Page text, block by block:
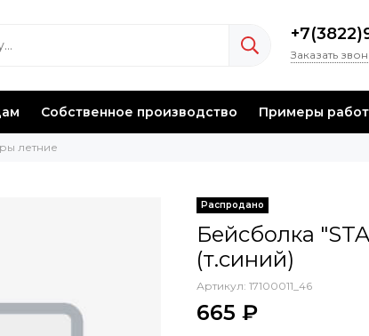
Заказать
Собственное производство Примеры работ
летние
Бейсболка
(т.синий)
Артикул: 17100011_46
665 ₽